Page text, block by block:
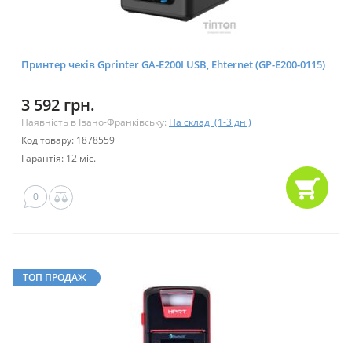
Принтер чеків Gprinter GA-E200I USB, Ehternet (GP-E200-0115)
3 592 грн.
Наявність в Івано-Франківську: На складі (1-3 дні)
Код товару: 1878559
Гарантія: 12 міс.
0
ТОП ПРОДАЖ